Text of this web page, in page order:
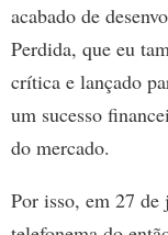
acabado de
Perdida, que eu
crítica e lançado
um sucesso
do mercado.
Por isso, em 27 de